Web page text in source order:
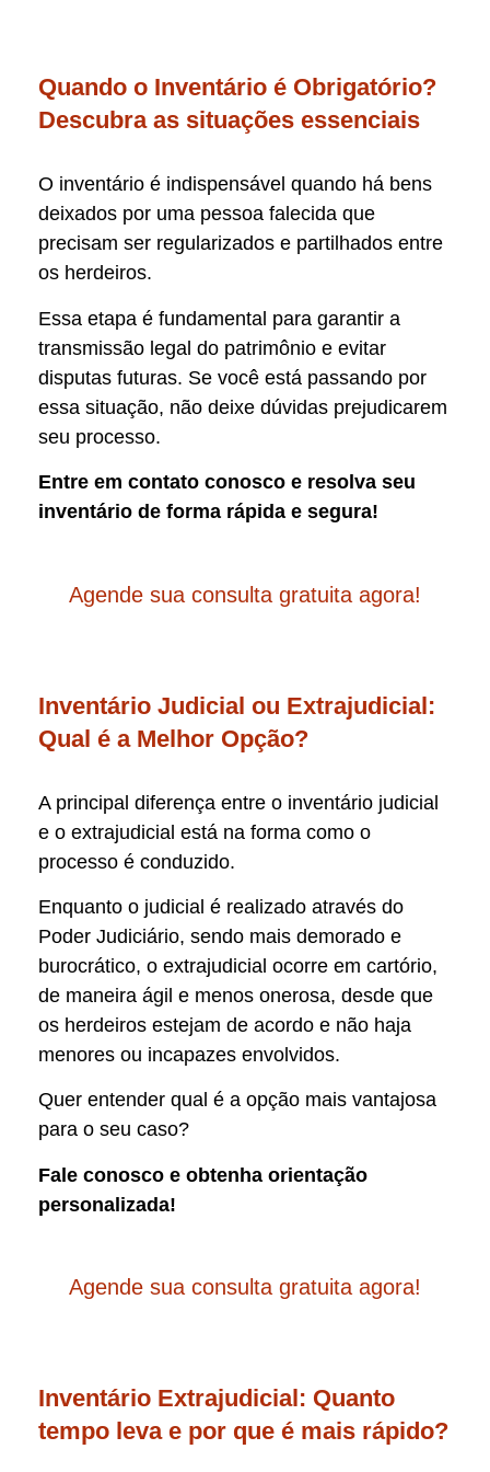
Quando o Inventário é Obrigatório?
Descubra as situações essenciais
O inventário é indispensável quando há bens
deixados por uma pessoa falecida que
precisam ser regularizados e partilhados entre
os herdeiros.
Essa etapa é fundamental para garantir a
transmissão legal do patrimônio e evitar
disputas futuras. Se você está passando por
essa situação, não deixe dúvidas prejudicarem
seu processo.
Entre em contato conosco e resolva seu
inventário de forma rápida e segura!
Agende sua consulta gratuita agora!
Inventário Judicial ou Extrajudicial:
Qual é a Melhor Opção?
A principal diferença entre o inventário judicial
e o extrajudicial está na forma como o
processo é conduzido.
Enquanto o judicial é realizado através do
Poder Judiciário, sendo mais demorado e
burocrático, o extrajudicial ocorre em cartório,
de maneira ágil e menos onerosa, desde que
os herdeiros estejam de acordo e não haja
menores ou incapazes envolvidos.
Quer entender qual é a opção mais vantajosa
para o seu caso?
Fale conosco e obtenha orientação
personalizada!
Agende sua consulta gratuita agora!
Inventário Extrajudicial: Quanto
tempo leva e por que é mais rápido?